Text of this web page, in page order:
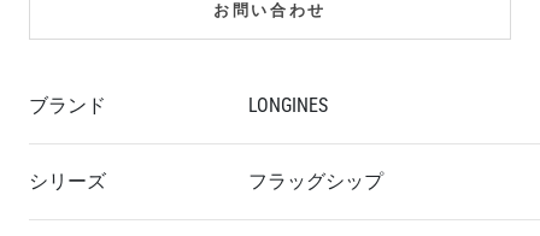
お問い合わせ
ブランド LONGINES
シリーズ フラッグシップ